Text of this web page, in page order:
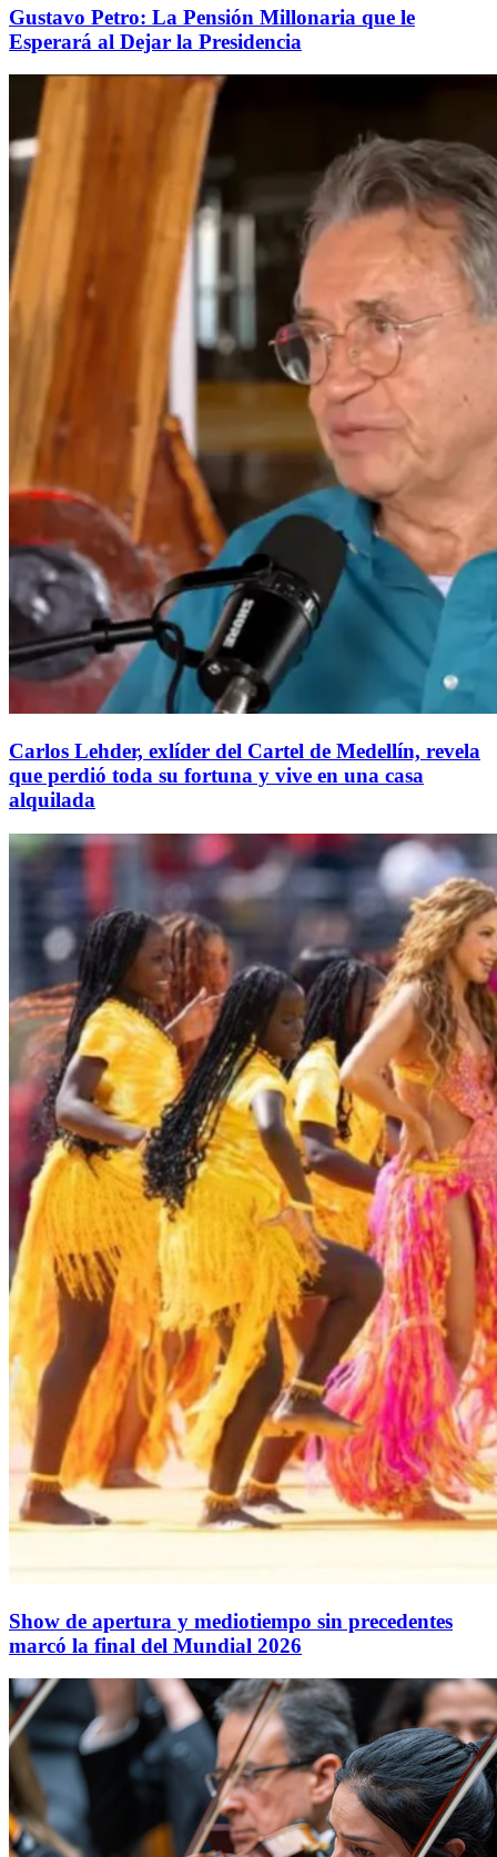
Gustavo Petro: La Pensión Millonaria que le
Esperará al Dejar la Presidencia
Carlos Lehder, exlíder del Cartel de Medellín, revela
que perdió toda su fortuna y vive en una casa
alquilada
Show de apertura y mediotiempo sin precedentes
marcó la final del Mundial 2026